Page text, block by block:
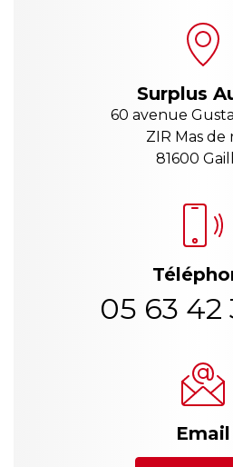
Surplus
60 avenue
ZIR Mas de
81600
05 63 42
Email